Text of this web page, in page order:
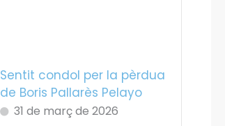
Sentit condol per la pèrdua
de Boris Pallarès Pelayo
31 de març de 2026